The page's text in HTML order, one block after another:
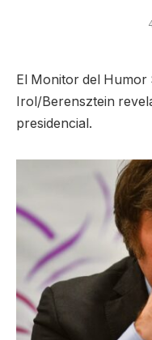
El Monitor del Humor
Irol/Berensztein
presidencial.